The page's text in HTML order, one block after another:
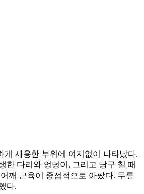
게 사용한 부위에 여지없이 나타났다.
한 다리와 엉덩이, 그리고 당구 칠 때
깨 근육이 중점적으로 아팠다. 무릎
다.